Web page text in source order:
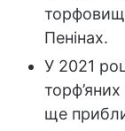
торфовищ
Пенінах.
У 2021
ще